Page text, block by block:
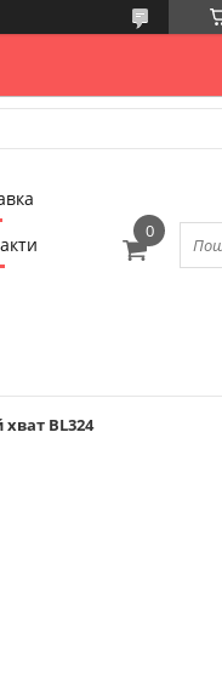
BL324